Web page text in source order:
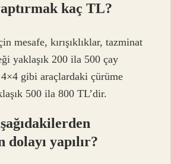
kaç TL?
mesafe, kırışıklıklar, tazminat
yaklaşık 200 ila 500 çay
4×4 gibi araçlardaki çürüme
500 ila 800 TL’dir.
dolayı yapılır?